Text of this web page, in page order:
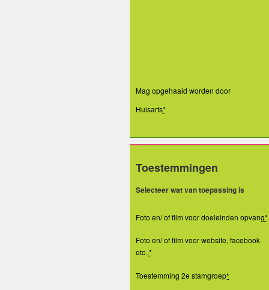
Mag opgehaald worden door
Huisarts*
Toestemmingen
Selecteer wat van toepassing is
Foto en/ of film voor doeleinden opvang*
Foto en/ of film voor website, facebook
etc..*
Toestemming 2e stamgroep*